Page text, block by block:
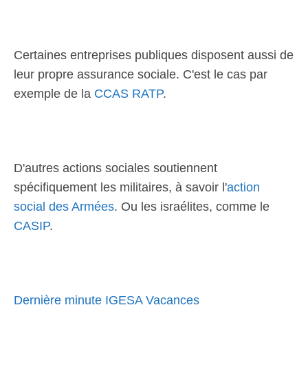
Certaines entreprises publiques disposent aussi de
leur propre assurance sociale. C'est le cas par
exemple de la CCAS RATP.
D'autres actions sociales soutiennent
spécifiquement les militaires, à savoir l'action
social des Armées. Ou les israélites, comme le
CASIP.
Dernière minute IGESA Vacances